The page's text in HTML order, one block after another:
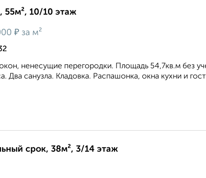
55м², 10/10 этаж
₽ за м²
ненесущие перегородки. Площадь 54,7кв.м без
Два санузла. Кладовка. Распашонка, окна кухни и
срок, 38м², 3/14 этаж